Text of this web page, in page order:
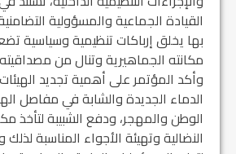
القيادة الجماعية والمسؤولية
بها يخلق إرباكات تنظيمية وسياسية
مكانته الجماهيرية وتنال من مصداقيته
وأكد المؤتمر على أهمية تجديد
الدماء الجديدة والشابة في مفاصل
الوطن والمهجر، ودفع الشبيبة لتأخذ
النضالية وتهيئة الأجواء المناسبة